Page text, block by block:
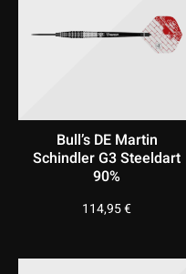
Bull’s DE Martin
Schindler G3 Steeldart
90%
114,95€